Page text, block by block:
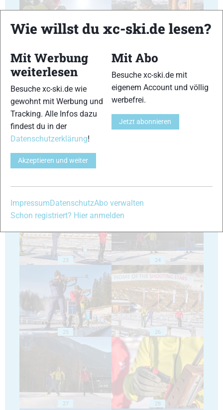
19
21 22
23 24
25 26
27 28
Wie willst du xc-ski.de lesen?
Mit Werbung
weiterlesen
Besuche xc-ski.de wie
gewohnt mit Werbung und
Tracking. Alle Infos dazu
findest du in der
Datenschutzerklärung!
Akzeptieren und weiter
Mit Abo
Besuche xc-ski.de mit
eigenem Account und völlig
werbefrei.
Jetzt abonnieren
ImpressumDatenschutzAbo verwalten
Schon registriert? Hier anmelden